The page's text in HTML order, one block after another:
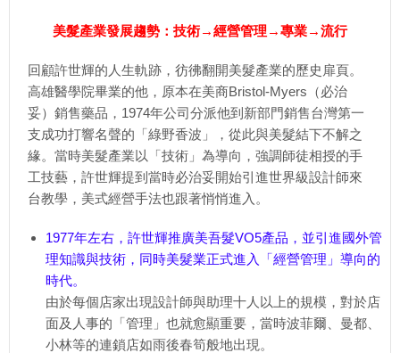
美髮產業發展趨勢：技術→經營管理→專業→流行
回顧許世輝的人生軌跡，彷彿翻開美髮產業的歷史扉頁。
高雄醫學院畢業的他，原本在美商Bristol-Myers（必治
妥）銷售藥品，1974年公司分派他到新部門銷售台灣第一
支成功打響名聲的「綠野香波」，從此與美髮結下不解之
緣。當時美髮產業以「技術」為導向，強調師徒相授的手
工技藝，許世輝提到當時必治妥開始引進世界級設計師來
台教學，美式經營手法也跟著悄悄進入。
1977年左右，許世輝推廣美吾髮VO5產品，並引進國外管
理知識與技術，同時美髮業正式進入「經營管理」導向的
時代。
由於每個店家出現設計師與助理十人以上的規模，對於店
面及人事的「管理」也就愈顯重要，當時波菲爾、曼都、
小林等的連鎖店如雨後春筍般地出現。